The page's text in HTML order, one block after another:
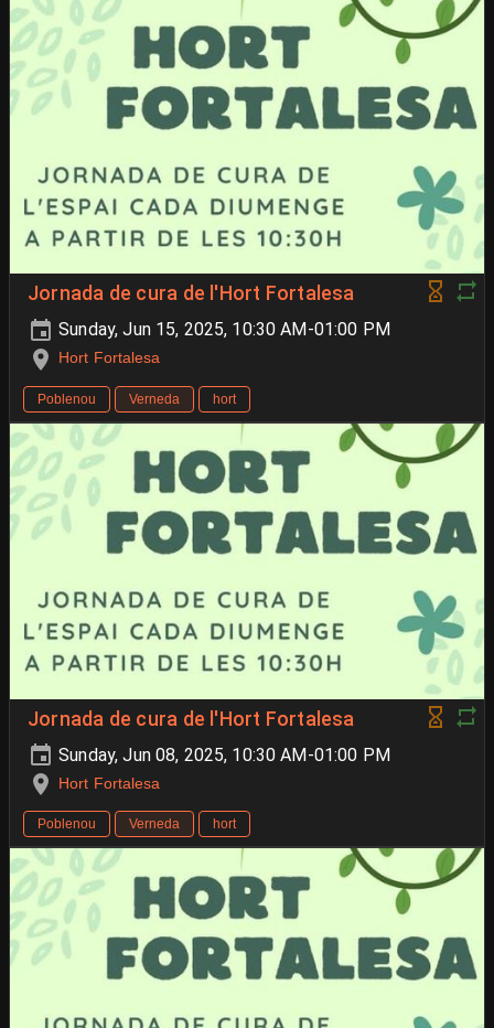
Jornada de cura de l'Hort Fortalesa
Sunday, Jun 15, 2025, 10:30 AM-01:00 PM
Hort Fortalesa
Poblenou Verneda hort
Jornada de cura de l'Hort Fortalesa
Sunday, Jun 08, 2025, 10:30 AM-01:00 PM
Hort Fortalesa
Poblenou Verneda hort